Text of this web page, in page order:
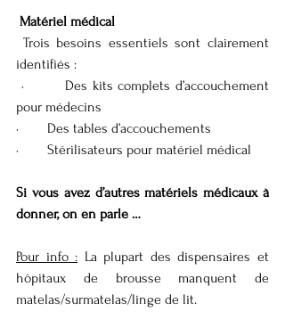
Matériel médical
Trois besoins essentiels sont clairement
identifiés :
·        Des kits complets d’accouchement
pour médecins
·        Des tables d’accouchements
·        Stérilisateurs pour matériel médical
Si vous avez d’autres matériels médicaux à
donner, on en parle …
Pour info : La plupart des dispensaires et
hôpitaux de brousse manquent de
matelas/surmatelas/linge de lit.